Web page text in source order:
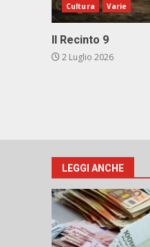
Cultura Varie
Il Recinto 9
2 Luglio 2026
LEGGI ANCHE